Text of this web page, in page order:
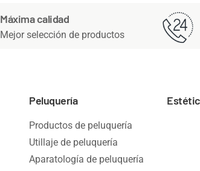
Máxima calidad
Mejor selección de productos
Peluquería
Productos de peluquería
Utillaje de peluquería
Aparatología de peluquería